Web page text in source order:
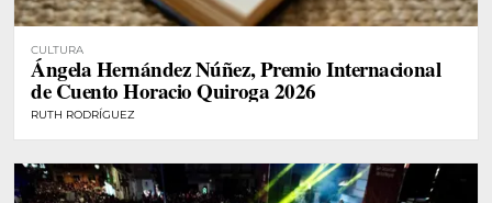
CULTURA
Ángela Hernández Núñez, Premio Internacional
de Cuento Horacio Quiroga 2026
RUTH RODRÍGUEZ